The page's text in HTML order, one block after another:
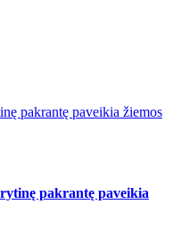
pakrantę paveikia žiemos
pakrantę paveikia